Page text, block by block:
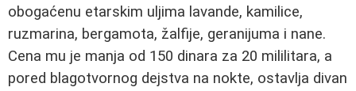
obogaćenu etarskim uljima lavande, kamilice,
ruzmarina, bergamota, žalfije, geranijuma i nane.
Cena mu je manja od 150 dinara za 20 mililitara, a
pored blagotvornog dejstva na nokte, ostavlja divan